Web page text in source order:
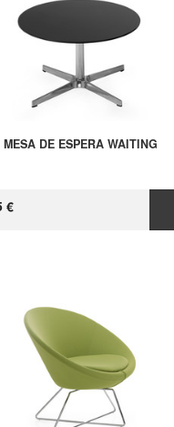
MESA DE ESPERA WAITING
€